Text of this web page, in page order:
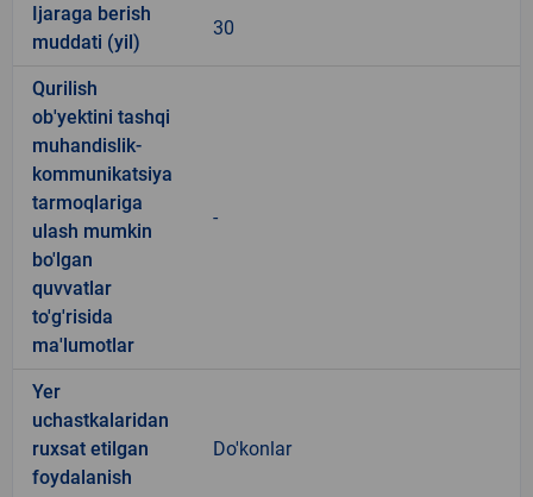
Ijaraga berish
muddati (yil)
30
Qurilish
ob'yektini tashqi
muhandislik-
kommunikatsiya
tarmoqlariga
ulash mumkin
bo'lgan
quvvatlar
to'g'risida
ma'lumotlar
-
Yer
uchastkalaridan
ruxsat etilgan
foydalanish
Do'konlar